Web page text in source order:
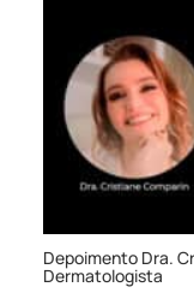
Depoimento Dra.
Dermatologista